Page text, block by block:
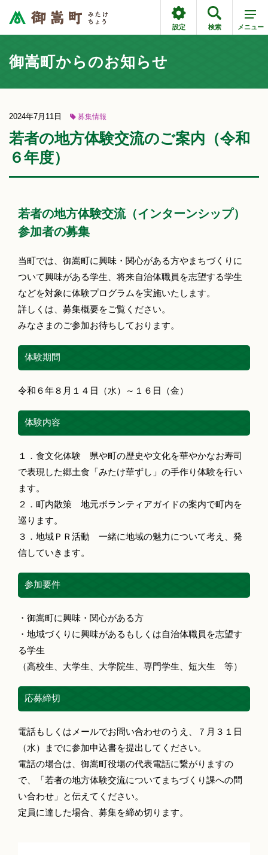
設定 検索 メニュー
御嵩町からのお知らせ
2024年7月11日 募集情報
若者の地方体験交流のご案内（令和
６年度）
若者の地方体験交流（インターンシップ）
参加者の募集
当町では、御嵩町に興味・関心がある方やまちづくりに
ついて興味がある学生、将来自治体職員を志望する学生
などを対象に体験プログラムを実施いたします。
詳しくは、募集概要をご覧ください。
みなさまのご参加お待ちしております。
体験期間
令和６年８月１４日（水）～１６日（金）
体験内容
１．食文化体験 県や町の歴史や文化を華やかなお寿司
で表現した郷土食「みたけ華ずし」の手作り体験を行い
ます。
２．町内散策 地元ボランティアガイドの案内で町内を
巡ります。
３．地域ＰＲ活動 一緒に地域の魅力について考え、発
信していきます。
参加要件
・御嵩町に興味・関心がある方
・地域づくりに興味があるもしくは自治体職員を志望す
る学生
（高校生、大学生、大学院生、専門学生、短大生 等）
応募締切
電話もしくはメールでお問い合わせのうえ、７月３１日
（水）までに参加申込書を提出してください。
電話の場合は、御嵩町役場の代表電話に繋がりますの
で、「若者の地方体験交流についてまちづくり課への問
い合わせ」と伝えてください。
定員に達した場合、募集を締め切ります。